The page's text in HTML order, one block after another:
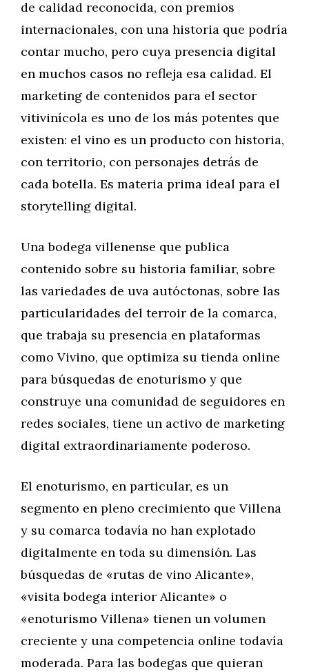
de calidad reconocida, con premios
internacionales, con una historia que podría
contar mucho, pero cuya presencia digital
en muchos casos no refleja esa calidad. El
marketing de contenidos para el sector
vitivinícola es uno de los más potentes que
existen: el vino es un producto con historia,
con territorio, con personajes detrás de
cada botella. Es materia prima ideal para el
storytelling digital.
Una bodega villenense que publica
contenido sobre su historia familiar, sobre
las variedades de uva autóctonas, sobre las
particularidades del terroir de la comarca,
que trabaja su presencia en plataformas
como Vivino, que optimiza su tienda online
para búsquedas de enoturismo y que
construye una comunidad de seguidores en
redes sociales, tiene un activo de marketing
digital extraordinariamente poderoso.
El enoturismo, en particular, es un
segmento en pleno crecimiento que Villena
y su comarca todavía no han explotado
digitalmente en toda su dimensión. Las
búsquedas de «rutas de vino Alicante»,
«visita bodega interior Alicante» o
«enoturismo Villena» tienen un volumen
creciente y una competencia online todavía
moderada. Para las bodegas que quieran